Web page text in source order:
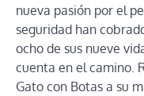
nueva pasión por el
seguridad han
ocho de sus nueve
cuenta en el camino.
Gato con Botas a su